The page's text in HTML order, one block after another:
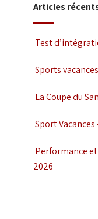
Articles
Test
Sports
La Coupe du
Sport Vacances
Performance
2026